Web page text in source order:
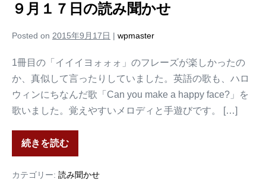
９月１７日の読み聞かせ
Posted on 2015年9月17日 | wpmaster
1冊目の「イイイヨォォォ」のフレーズが楽しかったの
か、真似して言ったりしていました。英語の歌も、ハロ
ウィンにちなんだ歌「Can you make a happy face?」を
歌いました。覚えやすいメロディと手遊びです。 […]
続きを読む
カテゴリー: 読み聞かせ